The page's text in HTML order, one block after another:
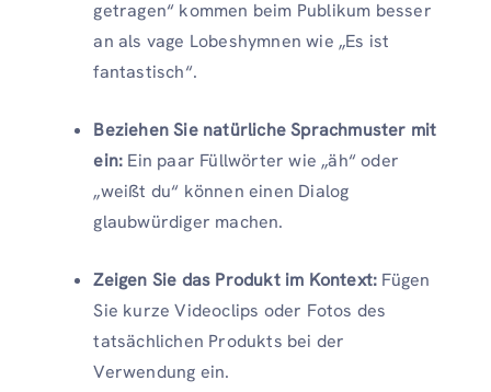
getragen“ kommen beim Publikum besser
an als vage Lobeshymnen wie „Es ist
fantastisch“.
Beziehen Sie natürliche Sprachmuster mit
ein: Ein paar Füllwörter wie „äh“ oder
„weißt du“ können einen Dialog
glaubwürdiger machen.
Zeigen Sie das Produkt im Kontext: Fügen
Sie kurze Videoclips oder Fotos des
tatsächlichen Produkts bei der
Verwendung ein.